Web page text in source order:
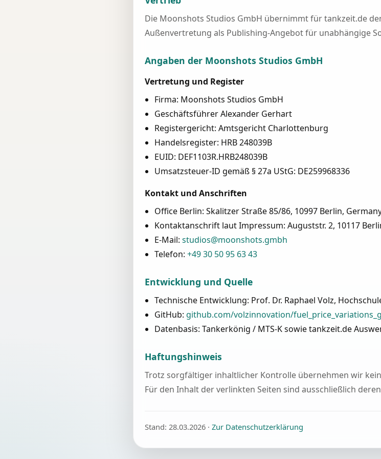
Die Moonshots Studios GmbH übernimmt für tankzeit.de
Außenvertretung als Publishing-Angebot für unabhängige
Angaben der Moonshots Studios GmbH
Vertretung und Register
Firma: Moonshots Studios GmbH
Geschäftsführer Alexander Gerhart
Registergericht: Amtsgericht Charlottenburg
Handelsregister: HRB 248039B
EUID: DEF1103R.HRB248039B
Umsatzsteuer-ID gemäß § 27a UStG: DE259968336
Kontakt und Anschriften
Office Berlin: Skalitzer Straße 85/86, 10997 Berlin,
Kontaktanschrift laut Impressum: Auguststr. 2, 10117
E-Mail:studios@moonshots.gmbh
Telefon:+49 30 50 95 63 43
Entwicklung und Quelle
Technische Entwicklung: Prof. Dr. Raphael Volz,
GitHub: github.com/volzinnovation/
Datenbasis: Tankerkönig / MTS-K sowie tankzeit.de
Haftungshinweis
Trotz sorgfältiger inhaltlicher Kontrolle übernehmen wir
Für den Inhalt der verlinkten Seiten sind ausschließlich
Stand: 28.03.2026 · Zur Datenschutzerklärung